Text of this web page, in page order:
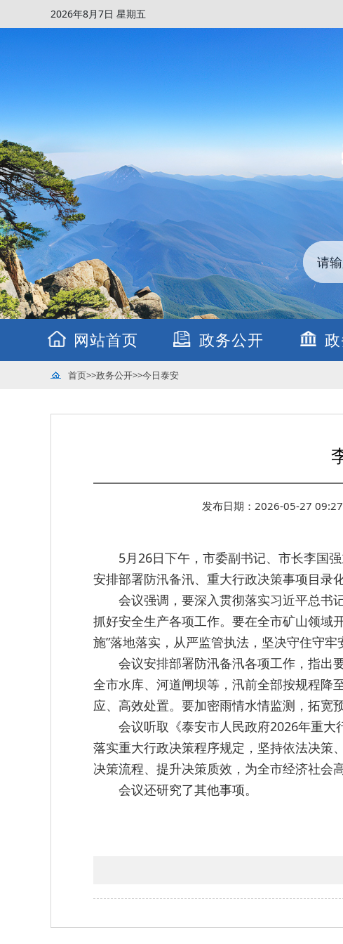
2026年8月7日 星期五
网站首页 政务公开
首页>>政务公开>>今日泰安
发布日期：2026-05-27 09:27
5月26日下午，市委副书记、市长李国
安排部署防汛备汛、重大行政决策事项目录
会议强调，要深入贯彻落实习近平总书
抓好安全生产各项工作。要在全市矿山领域
施”落地落实，从严监管执法，坚决守住守牢
会议安排部署防汛备汛各项工作，指出
全市水库、河道闸坝等，汛前全部按规程降
应、高效处置。要加密雨情水情监测，拓宽
会议听取《泰安市人民政府2026年重
落实重大行政决策程序规定，坚持依法决策
决策流程、提升决策质效，为全市经济社会
会议还研究了其他事项。